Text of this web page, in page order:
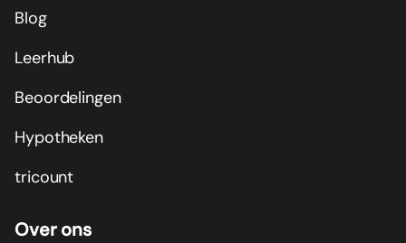
Blog
Leerhub
Beoordelingen
Hypotheken
tricount
Over ons